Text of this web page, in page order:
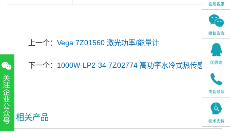
上一个： Vega 7Z01560 激光功率/能量计
下一个： 1000W-LP2-34 7Z02774 高功率水冷式热传感器
相关产品
扫一扫，关注官方账号